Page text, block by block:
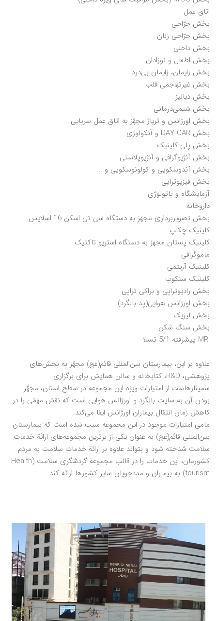
اتاق عمل
بخش جرّاحی
بخش جرّاحی زنان
بخش داخلی
بخش اطفال و نوزادان
بخش زایمان، زایمان بی‌درد
بخش غیرتهاجمی قلب
بخش دیالیز
بخش شیمی‌درمانی
بخش اورژانس و تریاژ مجهّز به اتاق عمل سرپایی
بخش DAY CAR و آنکولوژی
بخش پلی ‌کلینیک
بخش آنژیوگرافی و آنژیوپلاستی
بخش آندوسکوپی و کولونوسکوپی و ...
بخش فیزیوتراپی
آزمایشگاه و پاتولوژی
داروخانه
بخش تصویربرداری مجهز به دستگاه سی تی اسکن 16 اسلایس
کلینیک چکاپ
کلینیک پستان مجهز به دستگاه استریو تاکتیک
ماموگرافی
کلینیک آریتمی
کلینیک سنکوپ
بخش رادیوتراپی و براکی تراپی
بخش اورژانس هوایی(پد بالگرد)
بخش لیزیک
بخش سنگ شکن
MRI پیشرفته 5/1 تسلا
علاوه بر این، بیمارستان بین‌المللی قائم(عج) مجهّز به بخش‌های
پژوهشی، R&D، کتابخانه و سالن همایش برای برگزاری
سمینارهاست.از امتیازات ویژة این مجموعه در سطح استان، مجهّز
بودن آن به سایت بالگرد و اورژانس هوایی است که نقش مهمّی را در
کاهش زمان انتقال بیماران اورژانس ایفا می‌کند.
مامی امتیازات موجود در این مجموعه سبب شده است که بیمارستان
بین‌المللی قائم(عج) به عنوان یکی از برترین مجموعه‌های ارائة خدمات
سلامت شناخته شود و بتواند علاوه بر ارائة خدمات سلامت به مردم
کشورمان، این خدمات را در قالب مجموعة گردشگری سلامت (Health
tourism) به بیماران و مددجویان سایر کشورها ارائه کند.